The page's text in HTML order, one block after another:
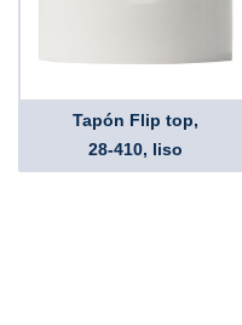
Tapón Flip top,
28-410, liso